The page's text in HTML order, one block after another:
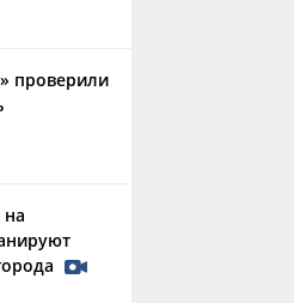
проверили